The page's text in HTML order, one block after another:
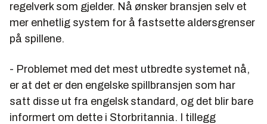
regelverk som gjelder. Nå ønsker bransjen selv et
mer enhetlig system for å fastsette aldersgrenser
på spillene.
- Problemet med det mest utbredte systemet nå,
er at det er den engelske spillbransjen som har
satt disse ut fra engelsk standard, og det blir bare
informert om dette i Storbritannia. I tillegg